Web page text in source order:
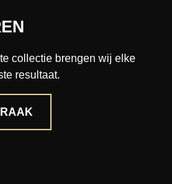
collectie brengen wij elke
resultaat.